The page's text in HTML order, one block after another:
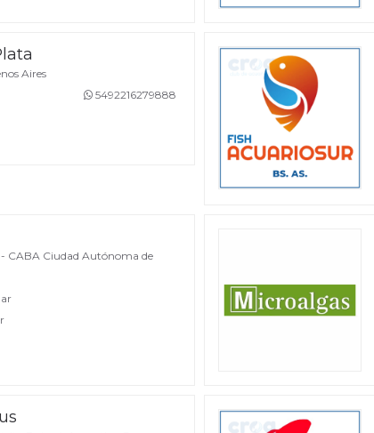
Aires
5492216279888
CABA Ciudad Autónoma de